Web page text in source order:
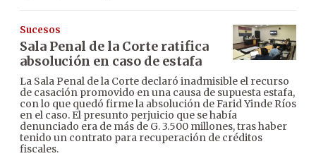
Sucesos
Sala Penal de la Corte ratifica
absolución en caso de estafa
La Sala Penal de la Corte declaró inadmisible el recurso
de casación promovido en una causa de supuesta estafa,
con lo que quedó firme la absolución de Farid Yinde Ríos
en el caso. El presunto perjuicio que se había
denunciado era de más de G. 3.500 millones, tras haber
tenido un contrato para recuperación de créditos
fiscales.